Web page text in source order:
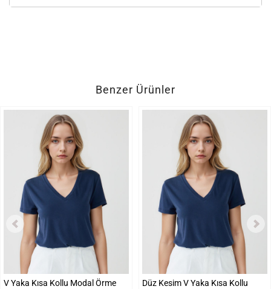
Benzer Ürünler
V Yaka Kısa Kollu Modal Örme
Düz Kesim V Yaka Kısa Kollu